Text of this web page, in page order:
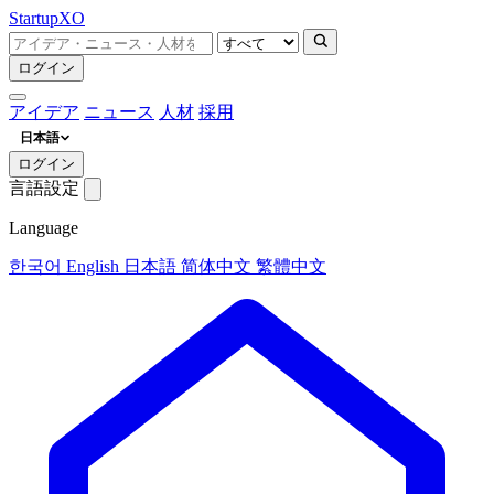
StartupXO
ログイン
アイデア ニュース 人材 採用
日本語
ログイン
言語設定
Language
한국어 English 日本語 简体中文 繁體中文